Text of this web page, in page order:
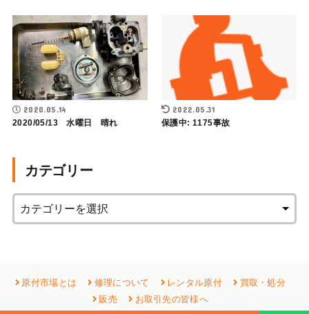
2020.05.14
2020/05/13 水曜日 晴れ
2022.05.31
保護中: 1175事故
カテゴリー
原付市場とは 修理について レンタル原付
買取・処分
販売
お取引先の皆様へ